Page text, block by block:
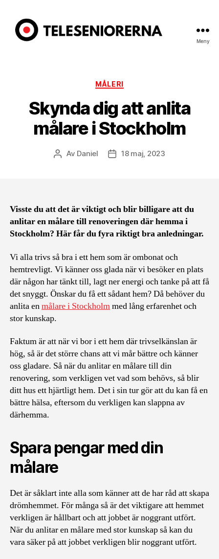
Meny
Kategorier
MÅLERI
Skynda dig att anlita
målare i Stockholm
Inläggsförfattare
Av Daniel Inläggsdatum
18 maj, 2023
Visste du att det är viktigt och blir billigare att du
anlitar en målare till renoveringen där hemma i
Stockholm? Här får du fyra riktigt bra anledningar.
Vi alla trivs så bra i ett hem som är ombonat och
hemtrevligt. Vi känner oss glada när vi besöker en plats
där någon har tänkt till, lagt ner energi och tanke på att få
det snyggt. Önskar du få ett sådant hem? Då behöver du
anlita enmålare i Stockholmmed lång erfarenhet och
stor kunskap.
Faktum är att när vi bor i ett hem där trivselkänslan är
hög, så är det större chans att vi mår bättre och känner
oss gladare. Så när du anlitar en målare till din
renovering, som verkligen vet vad som behövs, så blir
ditt hus ett hjärtligt hem. Det i sin tur gör att du kan få en
bättre hälsa, eftersom du verkligen kan slappna av
därhemma.
Spara pengar med din
målare
Det är såklart inte alla som känner att de har råd att skapa
drömhemmet. För många så är det viktigare att hemmet
verkligen är hållbart och att jobbet är noggrant utfört.
När du anlitar en målare med stor kunskap så kan du
vara säker på att jobbet verkligen blir noggrant utfört.